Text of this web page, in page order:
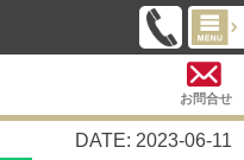
お問合せ
DATE: 2023-06-11